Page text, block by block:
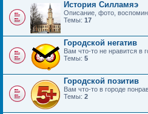
История Силламяэ
Описание, фото,
Темы: 17
Городской негатив
Вам что-то не нравится в
Темы: 5
Городской позитив
Вам что-то в городе
Темы: 2